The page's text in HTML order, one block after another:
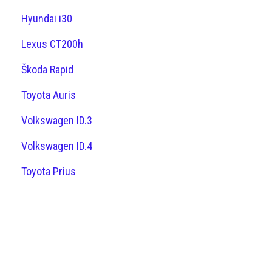
Hyundai i30
Lexus CT200h
Škoda Rapid
Toyota Auris
Volkswagen ID.3
Volkswagen ID.4
Toyota Prius